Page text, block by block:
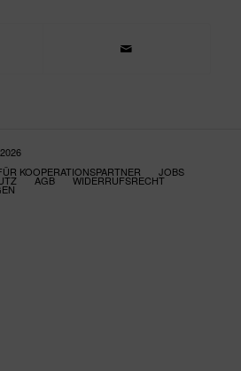
KOOPERATIONSPARTNER JOBS
AGB WIDERRUFSRECHT